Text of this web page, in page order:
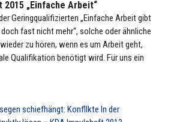
2015 „Einfache Arbeit“
Geringqualifizierten „Einfache Arbeit gibt
fast nicht mehr“, solche oder ähnliche
zu hören, wenn es um Arbeit geht,
Qualifikation benötigt wird. Für uns ein